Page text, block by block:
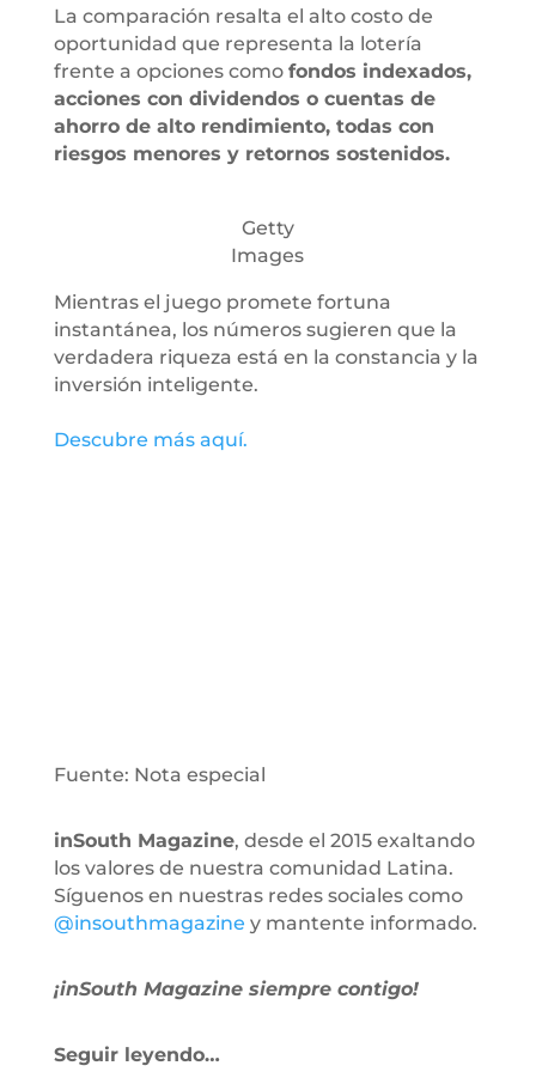
La comparación resalta el alto costo de
oportunidad que representa la lotería
frente a opciones como fondos indexados,
acciones con dividendos o cuentas de
ahorro de alto rendimiento, todas con
riesgos menores y retornos sostenidos.
Getty
Images
Mientras el juego promete fortuna
instantánea, los números sugieren que la
verdadera riqueza está en la constancia y la
inversión inteligente.
Descubre más aquí.
Fuente: Nota especial
inSouth Magazine, desde el 2015 exaltando
los valores de nuestra comunidad Latina.
Síguenos en nuestras redes sociales como
@insouthmagazine y mantente informado.
¡inSouth Magazine siempre contigo!
Seguir leyendo…